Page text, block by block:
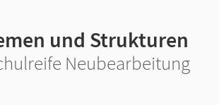
und Strukturen
Neubearbeitung